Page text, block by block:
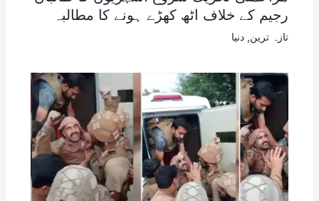
رجیم کے خلاف اٹھ کھڑے ہونے کا مطالبہ
تازہ ترین دنیا